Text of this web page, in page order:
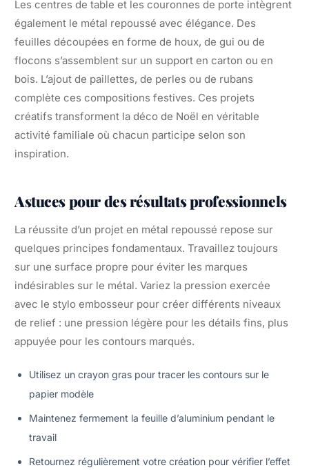
Les centres de table et les couronnes de porte intègrent
également le métal repoussé avec élégance. Des
feuilles découpées en forme de houx, de gui ou de
flocons s’assemblent sur un support en carton ou en
bois. L’ajout de paillettes, de perles ou de rubans
complète ces compositions festives. Ces projets
créatifs transforment la déco de Noël en véritable
activité familiale où chacun participe selon son
inspiration.
Astuces pour des résultats professionnels
La réussite d’un projet en métal repoussé repose sur
quelques principes fondamentaux. Travaillez toujours
sur une surface propre pour éviter les marques
indésirables sur le métal. Variez la pression exercée
avec le stylo embosseur pour créer différents niveaux
de relief : une pression légère pour les détails fins, plus
appuyée pour les contours marqués.
Utilisez un crayon gras pour tracer les contours sur le
papier modèle
Maintenez fermement la feuille d’aluminium pendant le
travail
Retournez régulièrement votre création pour vérifier l’effet